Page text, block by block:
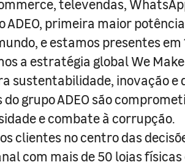
televendas,
ADEO, primeira maior
e estamos presentes em
a estratégia global We
sustentabilidade, inovação e
do grupo ADEO são
e combate à corrupção.
clientes no centro das
com mais de 50 lojas físicas